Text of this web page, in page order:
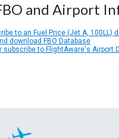
and Airport
to an Fuel Price (Jet A, 100LL)
download FBO Database
subscribe to FlightAware's Airport